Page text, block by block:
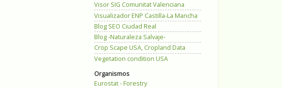
Visor SIG Comunitat Valenciana
Visualizador ENP Castilla-La Mancha
Blog SEO Ciudad Real
Blog -Naturaleza Salvaje-
Crop Scape USA, Cropland Data
Vegetation condition USA
Organismos
Eurostat - Forestry